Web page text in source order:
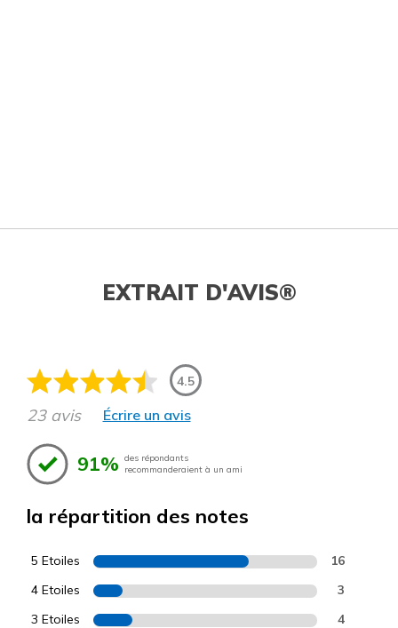
EXTRAIT D'AVIS®
4.5
23 avis Écrire un avis
91% des répondants
recommanderaient à un ami
la répartition des notes
5 Etoiles 16
4 Etoiles 3
3 Etoiles 4